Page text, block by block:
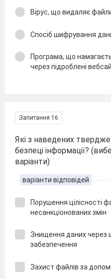
Вірус, що видаляє
Спосіб шифрування
Програма, що
через підроблені
Запитання 16
Які з наведених
безпеці інформації?
варіанти)
варіанти відповідей
Порушення цілісності
несанкціонованих змін
Знищення даних через
забезпечення
Захист файлів за